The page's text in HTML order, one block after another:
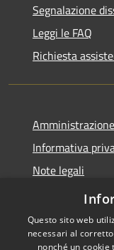
Segnalazione
Leggi le FAQ
Richiesta
Informativa
Note legali
Dichiarazione
Questo sito web
necessari al
nonché un